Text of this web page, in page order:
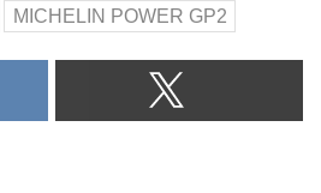
MICHELIN POWER GP2